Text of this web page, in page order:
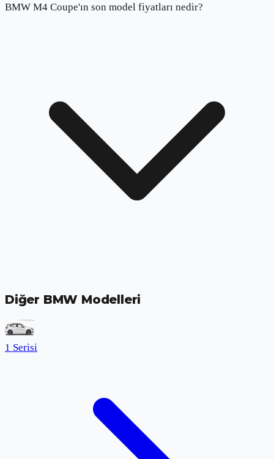
BMW M4 Coupe'ın son model fiyatları nedir?
Diğer BMW Modelleri
1 Serisi